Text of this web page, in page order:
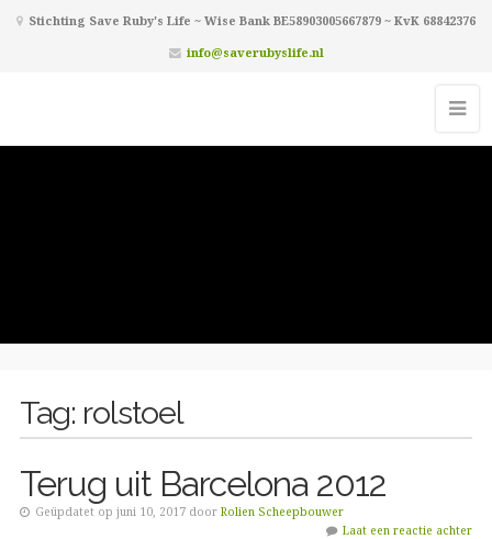
Stichting Save Ruby's Life ~ Wise Bank BE58903005667879 ~ KvK 68842376
info@saverubyslife.nl
Tag: rolstoel
Terug uit Barcelona 2012
Geüpdatet op juni 10, 2017 door Rolien Scheepbouwer
Laat een reactie achter